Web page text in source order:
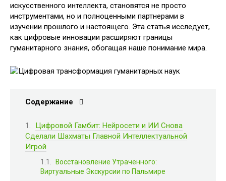
искусственного интеллекта, становятся не просто
инструментами, но и полноценными партнерами в
изучении прошлого и настоящего. Эта статья исследует,
как цифровые инновации расширяют границы
гуманитарного знания, обогащая наше понимание мира.
Содержание
Цифровой Гамбит: Нейросети и ИИ Снова
Сделали Шахматы Главной Интеллектуальной
Игрой
Восстановление Утраченного:
Виртуальные Экскурсии по Пальмире